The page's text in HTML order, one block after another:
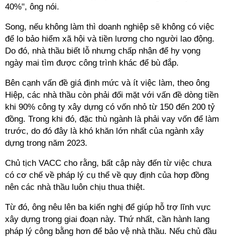
40%", ông nói.
Song, nếu không làm thì doanh nghiệp sẽ không có việc
để lo bảo hiểm xã hội và tiền lương cho người lao động.
Do đó, nhà thầu biết lỗ nhưng chấp nhận để hy vọng
ngày mai tìm được công trình khác để bù đắp.
Bên cạnh vấn đề giá định mức và ít việc làm, theo ông
Hiệp, các nhà thầu còn phải đối mặt với vấn đề dòng tiền
khi 90% công ty xây dựng có vốn nhỏ từ 150 đến 200 tỷ
đồng. Trong khi đó, đặc thù ngành là phải vay vốn để làm
trước, do đó đây là khó khăn lớn nhất của ngành xây
dựng trong năm 2023.
Chủ tịch VACC cho rằng, bất cập này đến từ việc chưa
có cơ chế về pháp lý cụ thể về quy định của hợp đồng
nên các nhà thầu luôn chịu thua thiệt.
Từ đó, ông nêu lên ba kiến nghị để giúp hỗ trợ lĩnh vực
xây dựng trong giai đoạn này. Thứ nhất, cần hành lang
pháp lý công bằng hơn để bảo vệ nhà thầu. Nếu chủ đầu